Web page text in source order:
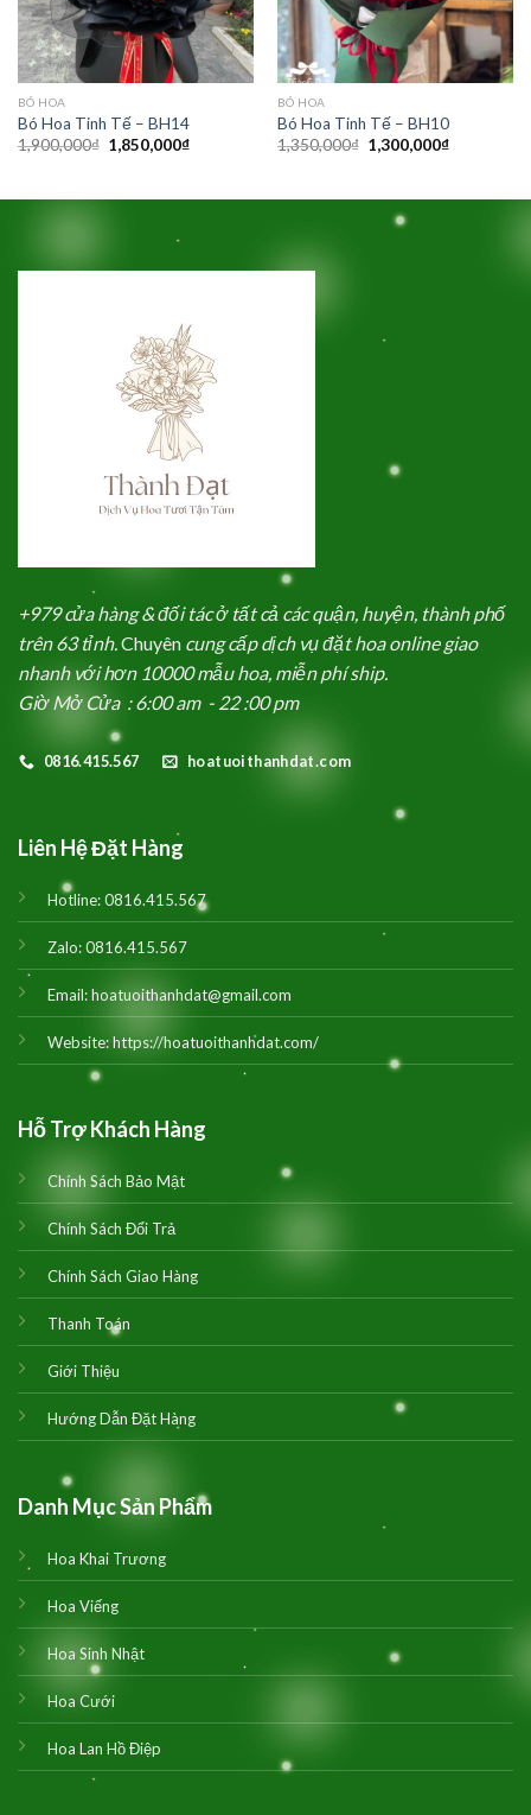
BÓ HOA
Bó Hoa Tinh Tế – BH14
1,900,000₫ Giá
gốc
1,850,000₫Giá
1,850,000₫.
BÓ HOA
Bó Hoa Tinh Tế – BH10
1,350,000₫ Giá
gốc
1,300,000₫Giá
+979 cửa hàng & đối tác ở tất cả các quận, huyện, thành phố
trên 63 tỉnh.Chuyên cung cấp dịch vụ đặt hoa online giao
nhanh với hơn 10000 mẫu hoa, miễn phí ship.
Giờ Mở Cửa : 6:00 am - 22 :00 pm
0816.415.567 hoatuoithanhdat.com
Liên Hệ Đặt Hàng
Hotline:0816.415.567
Zalo:0816.415.567
Email:hoatuoithanhdat@gmail.com
Website:https://hoatuoithanhdat.com/
Hỗ Trợ Khách Hàng
Chính Sách Bảo Mật
Chính Sách Đổi Trả
Chính Sách Giao Hàng
Thanh Toán
Giới Thiệu
Hướng Dẫn Đặt Hàng
Danh Mục Sản Phẩm
Hoa Khai Trương
Hoa Viếng
Hoa Sinh Nhật
Hoa Cưới
Hoa Lan Hồ Điệp